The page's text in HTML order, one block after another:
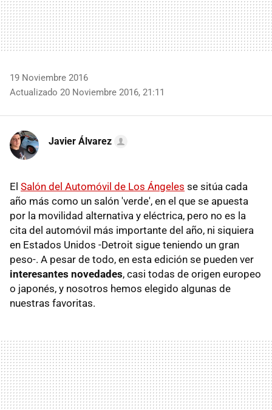
19 Noviembre 2016
Actualizado 20 Noviembre 2016, 21:11
Javier Álvarez
El Salón del Automóvil de Los Ángeles se sitúa cada
año más como un salón 'verde', en el que se apuesta
por la movilidad alternativa y eléctrica, pero no es la
cita del automóvil más importante del año, ni siquiera
en Estados Unidos -Detroit sigue teniendo un gran
peso-. A pesar de todo, en esta edición se pueden ver
interesantes novedades, casi todas de origen europeo
o japonés, y nosotros hemos elegido algunas de
nuestras favoritas.